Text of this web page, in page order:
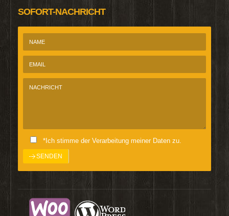
SOFORT-NACHRICHT
*Ich stimme der Verarbeitung meiner Daten zu.